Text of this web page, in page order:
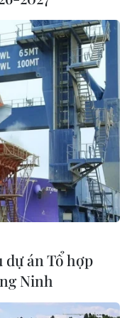
dự án Tổ hợp
Ninh